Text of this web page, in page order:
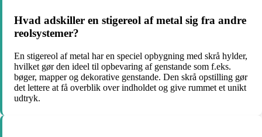
Hvad adskiller en stigereol af metal sig fra andre
reolsystemer?
En stigereol af metal har en speciel opbygning med skrå hylder,
hvilket gør den ideel til opbevaring af genstande som f.eks.
bøger, mapper og dekorative genstande. Den skrå opstilling gør
det lettere at få overblik over indholdet og give rummet et unikt
udtryk.